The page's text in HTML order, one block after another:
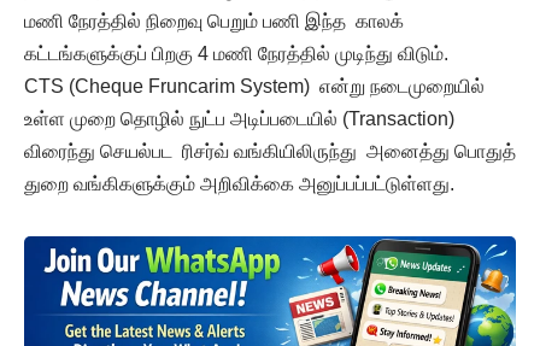
மணி நேரத்தில் நிறைவு பெறும் பணி இந்த காலக்
கட்டங்களுக்குப் பிறகு 4 மணி நேரத்தில் முடிந்து விடும்.
CTS (Cheque Fruncarim System) என்று நடைமுறையில்
உள்ள முறை தொழில் நுட்ப அடிப்படையில் (Transaction)
விரைந்து செயல்பட ரிசர்வ் வங்கியிலிருந்து அனைத்து பொதுத்
துறை வங்கிகளுக்கும் அறிவிக்கை அனுப்பப்பட்டுள்ளது.